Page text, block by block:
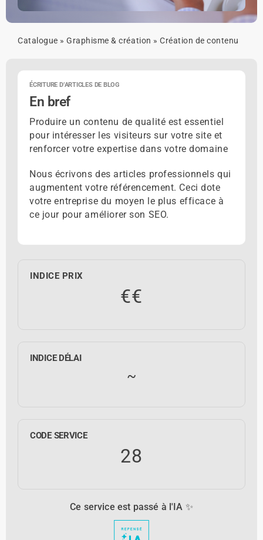
Catalogue »Graphisme & création »Création de contenu
ÉCRITURE D’ARTICLES DE BLOG
En bref
Produire un contenu de qualité est essentiel
pour intéresser les visiteurs sur votre site et
renforcer votre expertise dans votre domaine
Nous écrivons des articles professionnels qui
augmentent votre référencement. Ceci dote
votre entreprise du moyen le plus efficace à
ce jour pour améliorer son SEO.
INDICE PRIX
€€
INDICE DÉLAI
~
CODE SERVICE
28
Ce service est passé à l'IA ✨